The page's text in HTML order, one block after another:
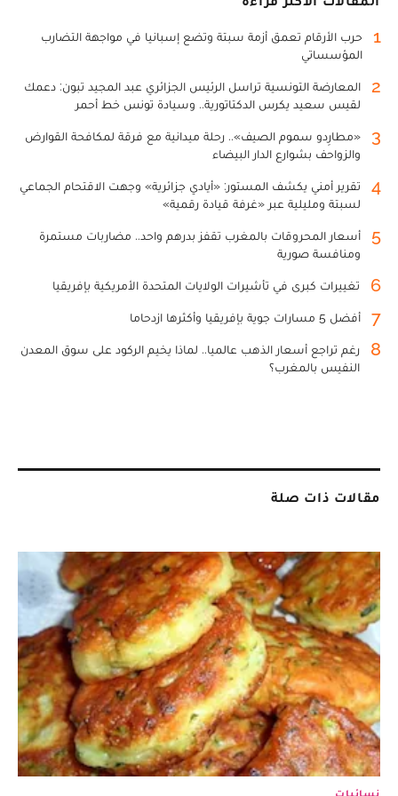
1
حرب الأرقام تعمق أزمة سبتة وتضع إسبانيا في مواجهة التضارب
المؤسساتي
2
المعارضة التونسية تراسل الرئيس الجزائري عبد المجيد تبون: دعمك
لقيس سعيد يكرس الدكتاتورية.. وسيادة تونس خط أحمر
3
«مطارِدو سموم الصيف».. رحلة ميدانية مع فرقة لمكافحة القوارض
والزواحف بشوارع الدار البيضاء
4
تقرير أمني يكشف المستور: «أيادي جزائرية» وجهت الاقتحام الجماعي
لسبتة ومليلية عبر «غرفة قيادة رقمية»
5
أسعار المحروقات بالمغرب تقفز بدرهم واحد.. مضاربات مستمرة
ومنافسة صورية
6 تغييرات كبرى في تأشيرات الولايات المتحدة الأمريكية بإفريقيا
7 أفضل 5 مسارات جوية بإفريقيا وأكثرها ازدحاما
8
رغم تراجع أسعار الذهب عالميا.. لماذا يخيم الركود على سوق المعدن
النفيس بالمغرب؟
مقالات ذات صلة
نسائيات